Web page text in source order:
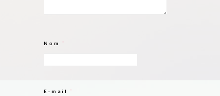
Nom *
E-mail *